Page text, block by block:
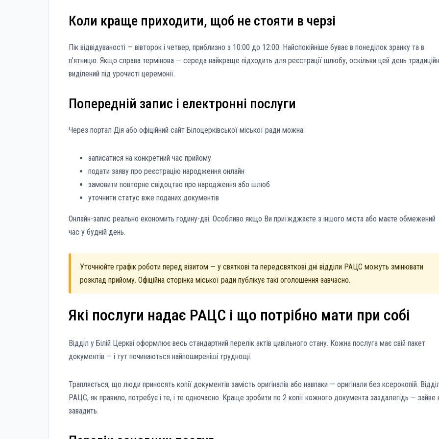
Коли краще приходити, щоб не стояти в черзі
Пік відвідуваності — вівторок і четвер, приблизно з 10:00 до 12:00. Найспокійніше буває в понеділок зранку та в
п’ятницю. Якщо справа термінова — середа найкраще підходить для реєстрації шлюбу, оскільки цей день
виділений під урочисті церемонії.
Попередній запис і електронні послуги
Через портал Дія або офіційний сайт Білоцерківської міської ради можна:
записатися на конкретний час прийому
подати заяву про реєстрацію народження онлайн
замовити повторне свідоцтво про народження або шлюб
уточнити статус вже поданих документів
Онлайн-запис реально економить годину-дві. Особливо якщо Ви приїжджаєте з іншого міста або маєте обмежений
час у будній день.
Уточнюйте графік роботи перед візитом — у святкові та передсвяткові дні відділи РАЦС можуть змінювати
розклад прийому. Офіційна сторінка міської ради публікує такі оголошення завчасно.
Які послуги надає РАЦС і що потрібно мати при собі
Відділ у Білій Церкві оформлює весь стандартний перелік актів цивільного стану. Кожна послуга має свій пакет
документів — і тут починаються найпоширеніші труднощі.
Трапляється, що люди приносять копії документів замість оригіналів або навпаки — оригінали без ксерокопій.
РАЦС, як правило, потребує і те, і те одночасно. Краще зробити по 2 копії кожного документа заздалегідь — зайве
завадить.